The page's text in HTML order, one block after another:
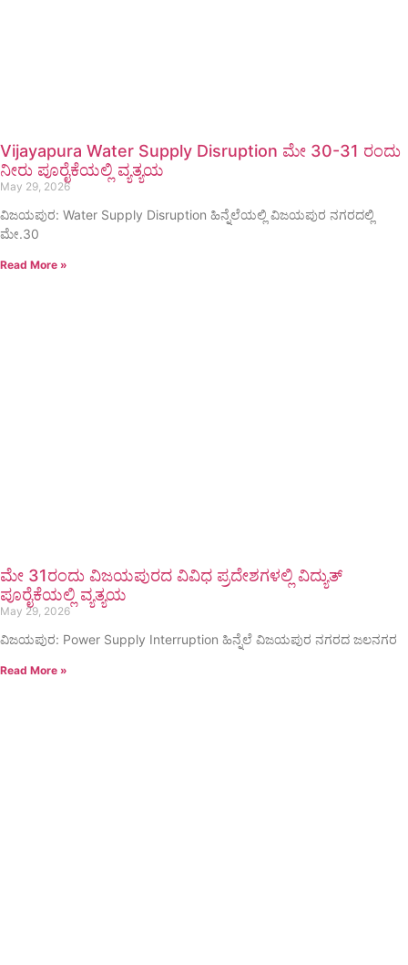
Vijayapura Water Supply Disruption ಮೇ 30-31 ರಂದು
ನೀರು ಪೂರೈಕೆಯಲ್ಲಿ ವ್ಯತ್ಯಯ
May 29, 2026
ವಿಜಯಪುರ: Water Supply Disruption ಹಿನ್ನೆಲೆಯಲ್ಲಿ ವಿಜಯಪುರ ನಗರದಲ್ಲಿ
ಮೇ.30
Read More »
ಮೇ 31ರಂದು ವಿಜಯಪುರದ ವಿವಿಧ ಪ್ರದೇಶಗಳಲ್ಲಿ ವಿದ್ಯುತ್
ಪೂರೈಕೆಯಲ್ಲಿ ವ್ಯತ್ಯಯ
May 29, 2026
ವಿಜಯಪುರ: Power Supply Interruption ಹಿನ್ನೆಲೆ ವಿಜಯಪುರ ನಗರದ ಜಲನಗರ
Read More »